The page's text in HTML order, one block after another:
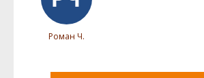
Роман Ч.